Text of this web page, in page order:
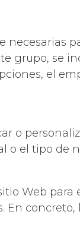
necesarias
grupo, se
el
o
o el tipo de
Web
En